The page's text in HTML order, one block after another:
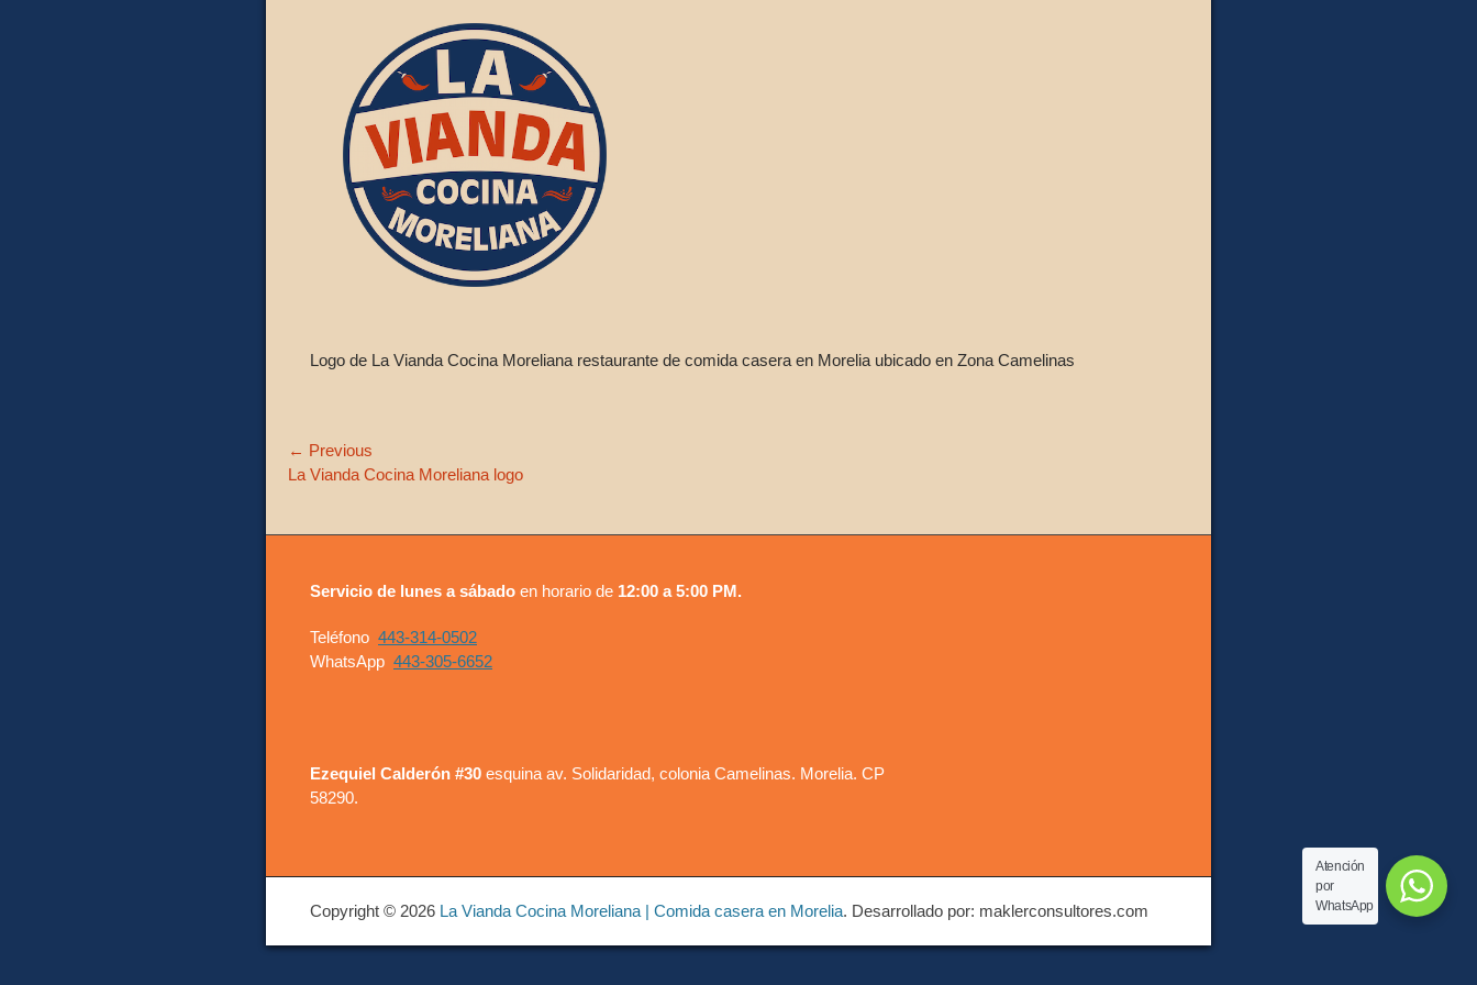
Logo de La Vianda Cocina Moreliana restaurante de comida casera en Morelia ubicado en Zona Camelinas
Navegación
de
entradas
← Previous
Previous
La Vianda Cocina Moreliana logo
Servicio de lunes a sábado en horario de 12:00 a 5:00 PM.
Teléfono 443-314-0502
WhatsApp 443-305-6652
Ezequiel Calderón #30 esquina av. Solidaridad, colonia Camelinas. Morelia. CP
58290.
Copyright © 2026 La Vianda Cocina Moreliana | Comida casera en Morelia. Desarrollado por: maklerconsultores.com
Atención
por
WhatsApp